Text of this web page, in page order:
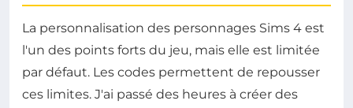
La personnalisation des personnages Sims 4 est
l'un des points forts du jeu, mais elle est limitée
par défaut. Les codes permettent de repousser
ces limites. J'ai passé des heures à créer des